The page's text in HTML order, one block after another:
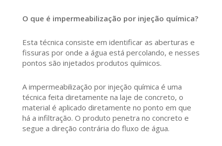
O que é impermeabilização por injeção química?
Esta técnica consiste em identificar as aberturas e
fissuras por onde a água está percolando, e nesses
pontos são injetados produtos químicos.
A impermeabilização por injeção química é uma
técnica feita diretamente na laje de concreto, o
material é aplicado diretamente no ponto em que
há a infiltração. O produto penetra no concreto e
segue a direção contrária do fluxo de água.